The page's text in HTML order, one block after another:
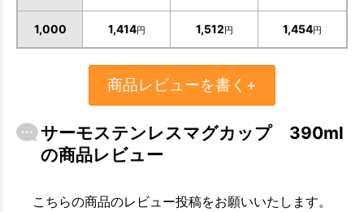
1,000 1,414円 1,512円 1,454円
商品レビューを書く+
サーモステンレスマグカップ 390ml
の商品レビュー
こちらの商品のレビュー投稿をお願いいたします。